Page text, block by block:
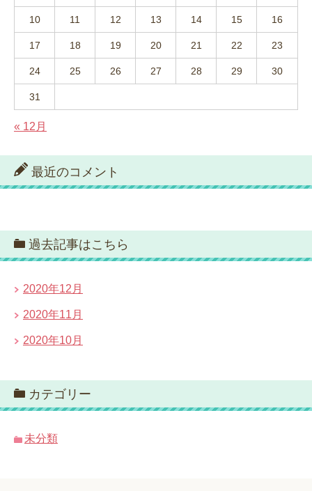
10 11 12 13 14 15 16
17 18 19 20 21 22 23
24 25 26 27 28 29 30
31
« 12月
最近のコメント
過去記事はこちら
2020年12月
2020年11月
2020年10月
カテゴリー
未分類